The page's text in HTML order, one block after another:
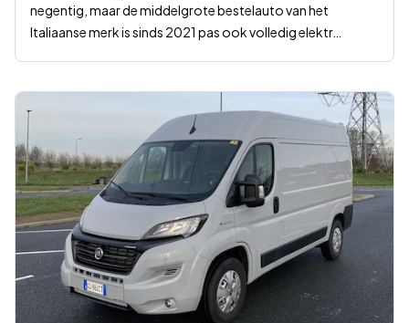
negentig, maar de middelgrote bestelauto van het
Italiaanse merk is sinds 2021 pas ook volledig elektr…